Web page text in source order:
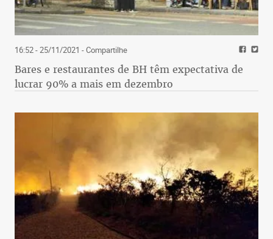
16:52 - 25/11/2021 - Compartilhe
Bares e restaurantes de BH têm expectativa de
lucrar 90% a mais em dezembro